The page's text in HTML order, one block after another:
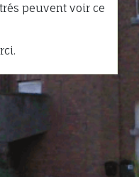
peuvent voir ce